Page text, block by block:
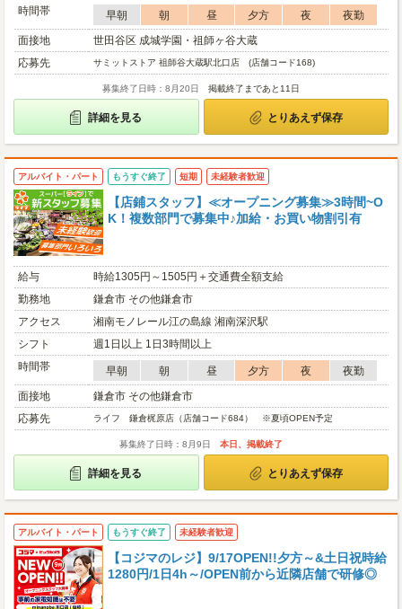
時間帯 早朝 朝 昼 夕方 夜
夜勤
面接地
世田谷区 成城学園・祖師ヶ谷大蔵
応募先
サミットストア 祖師谷大蔵駅北口店 (店舗コード168)
募集終了日時：8月20日 掲載終了まであと11日
詳細を見る とりあえず保存
アルバイト・パート もうすぐ終了 短期 未経験者歓迎
【店鋪スタッフ】≪オープニング募集≫3時間~O
K！複数部門で募集中♪加給・お買い物割引有
給与
時給1305円～1505円＋交通費全額支給
勤務地
鎌倉市 その他鎌倉市
アクセス
湘南モノレール江の島線 湘南深沢駅
シフト
週1日以上 1日3時間以上
時間帯
早朝 朝 昼 夕方 夜
夜勤
面接地
鎌倉市 その他鎌倉市
応募先
ライフ 鎌倉梶原店（店舗コード684） ※夏頃OPEN予定
募集終了日時：8月9日 本日、掲載終了
詳細を見る とりあえず保存
アルバイト・パート もうすぐ終了 未経験者歓迎
【コジマのレジ】9/17OPEN!!夕方～&土日祝時給
1280円/1日4h～/OPEN前から近隣店舗で研修◎